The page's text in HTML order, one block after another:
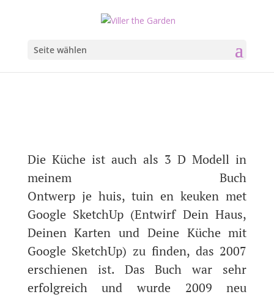
Seite wählen
Die Küche ist auch als 3 D Modell in
meinem Buch
Ontwerp je huis, tuin en keuken met
Google SketchUp (Entwirf Dein Haus,
Deinen Karten und Deine Küche mit
Google SketchUp) zu finden, das 2007
erschienen ist. Das Buch war sehr
erfolgreich und wurde 2009 neu